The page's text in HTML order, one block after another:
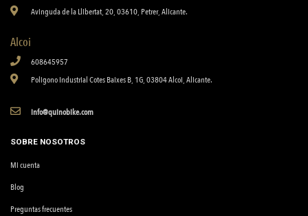
Avinguda de la Llibertat, 20, 03610, Petrer, Alicante.
Alcoi
608645957
Poligono Industrial Cotes Baixes B, 1G, 03804 Alcoi, Alicante.
info@quinobike.com
SOBRE NOSOTROS
Mi cuenta
Blog
Preguntas frecuentes